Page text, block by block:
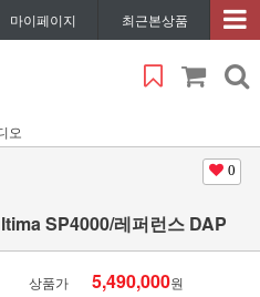
마이페이지 최근본상품
오
0
SP4000/레퍼런스 DAP
상품가 5,490,000원